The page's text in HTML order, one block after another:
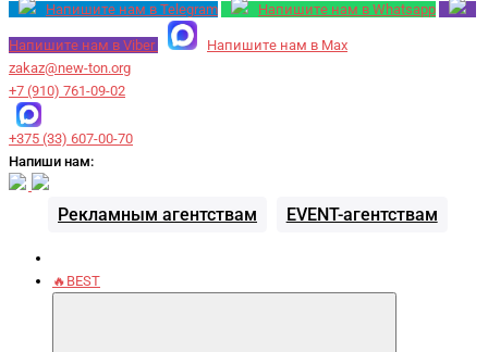
Напишите нам в Telegram Напишите нам в Whatsapp
Напишите нам в Viber
Напишите нам в Max
zakaz@new-ton.org
+7 (910) 761-09-02
+375 (33) 607-00-70
Напиши нам:
Рекламным агентствам EVENT-агентствам
🔥BEST